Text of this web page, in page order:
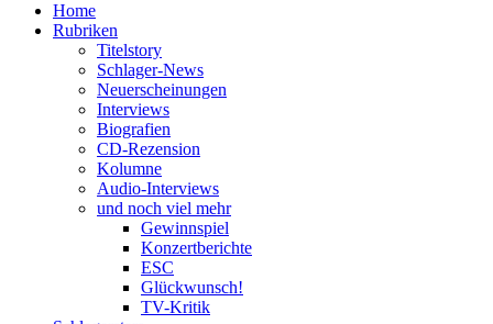
Home
Rubriken
Titelstory
Schlager-News
Neuerscheinungen
Interviews
Biografien
CD-Rezension
Kolumne
Audio-Interviews
und noch viel mehr
Gewinnspiel
Konzertberichte
ESC
Glückwunsch!
TV-Kritik